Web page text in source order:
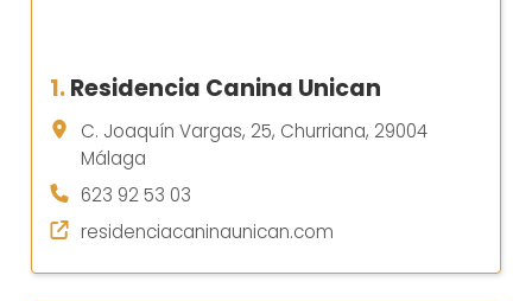
1.Residencia Canina Unican
C. Joaquín Vargas, 25, Churriana, 29004
Málaga
623 92 53 03
residenciacaninaunican.com